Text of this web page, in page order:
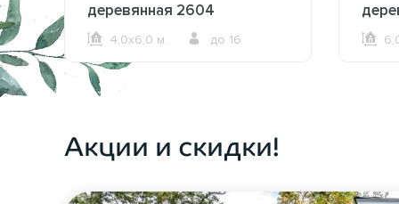
деревянная 2604
4,0х6,0 м. до 16
Акции и скидки!